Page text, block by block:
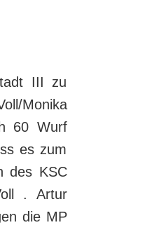
III zu
Monika
60 Wurf
es zum
des KSC
. Artur
die MP